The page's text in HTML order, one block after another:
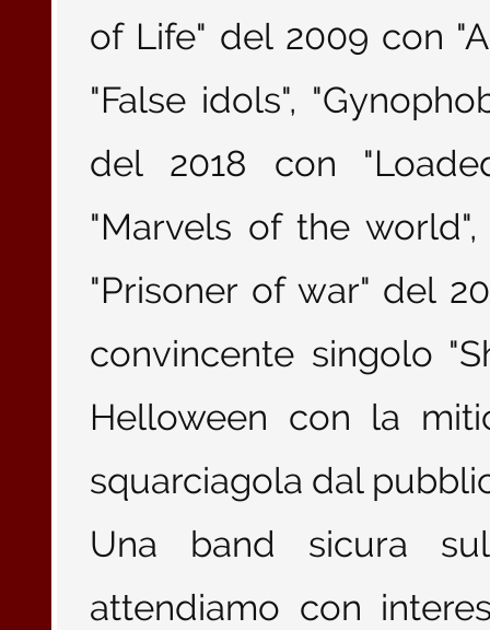
of Life" del 2009 con
"False idols",
del 2018 con
"Marvels of the
"Prisoner of war" del
convincente singolo
Helloween con la
squarciagola dal
Una band sicura
attendiamo con